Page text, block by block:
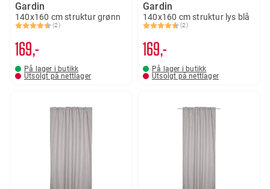
Gardin
140x160 cm struktur grønn
Karakter:
(2)
4.5 av 5 mulige
169,-
På lager i butikk
Utsolgt på nettlager
Gardin
140x160 cm struktur lys blå
Karakter:
(2)
4.5 av 5 mulige
169,-
På lager i butikk
Utsolgt på nettlager